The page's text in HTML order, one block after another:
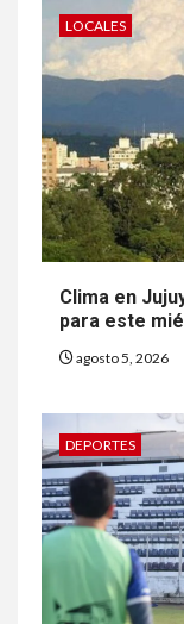
LOCALES
Clima en
para este
agosto 5, 2026
DEPORTES